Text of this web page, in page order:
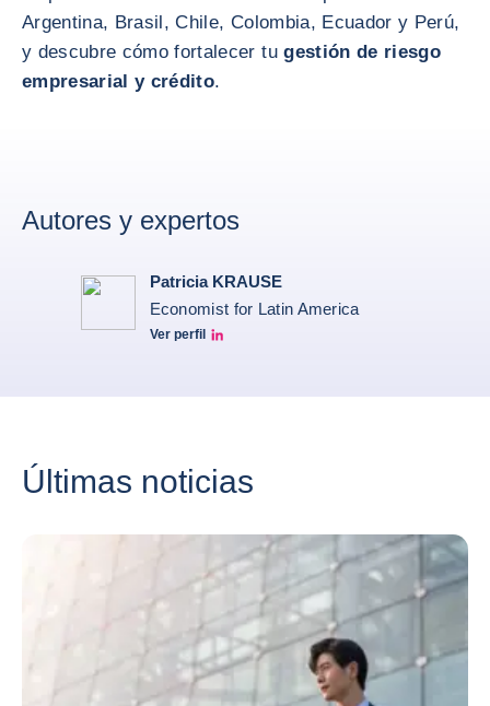
Argentina, Brasil, Chile, Colombia, Ecuador y Perú,
y descubre cómo fortalecer tugestión de riesgo
empresarial y crédito.
Autores y expertos
Patricia KRAUSE
Economist for Latin America
Ver perfil
Patricia Linkedin
Últimas noticias